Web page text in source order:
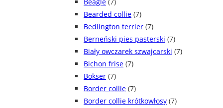
Bearded collie (7)
Bedlington terrier (7)
Berneński pies pasterski (7)
Biały owczarek szwajcarski (7)
Bichon frise (7)
Bokser (7)
Border collie (7)
Border collie krótkowłosy (7)